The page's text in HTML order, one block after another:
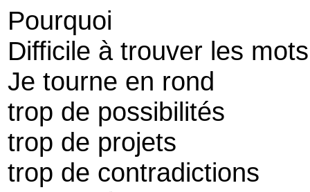
Pourquoi
Difficile à trouver les mots
Je tourne en rond
trop de possibilités
trop de projets
trop de contradictions